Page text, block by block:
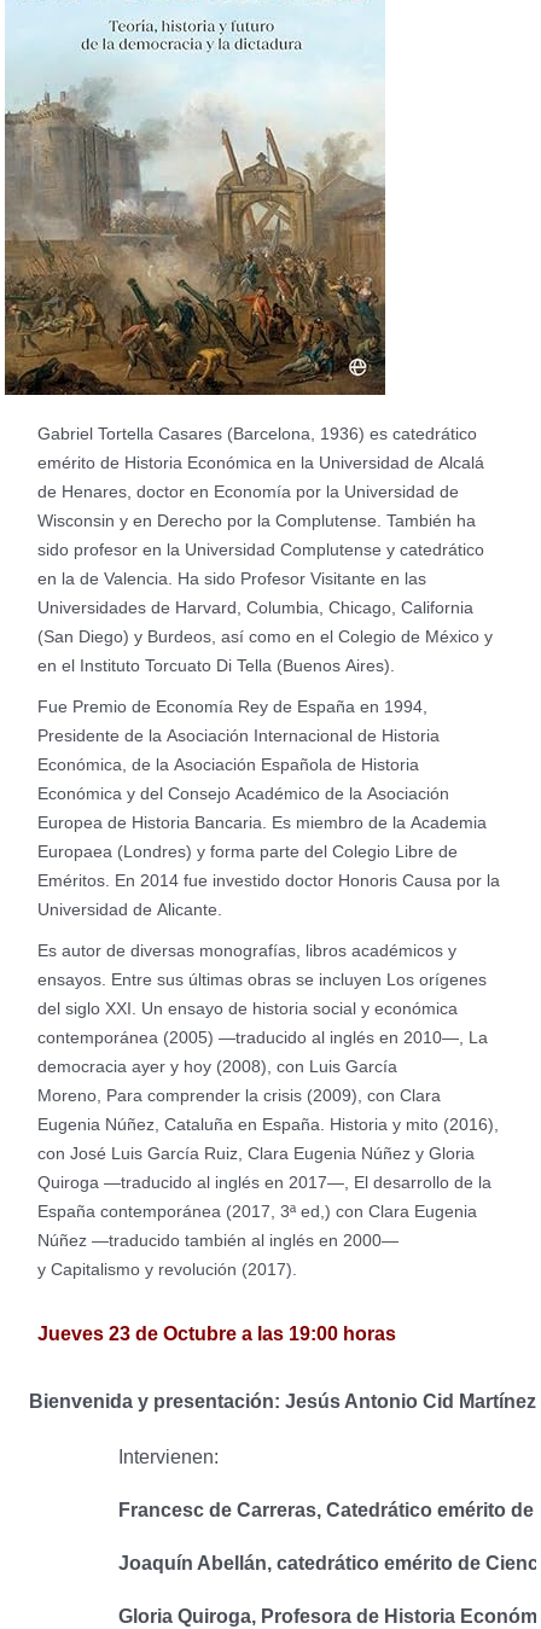
Gabriel Tortella Casares (Barcelona, 1936) es catedrático
emérito de Historia Económica en la Universidad de Alcalá
de Henares, doctor en Economía por la Universidad de
Wisconsin y en Derecho por la Complutense. También ha
sido profesor en la Universidad Complutense y catedrático
en la de Valencia. Ha sido Profesor Visitante en las
Universidades de Harvard, Columbia, Chicago, California
(San Diego) y Burdeos, así como en el Colegio de México y
en el Instituto Torcuato Di Tella (Buenos Aires).
Fue Premio de Economía Rey de España en 1994,
Presidente de la Asociación Internacional de Historia
Económica, de la Asociación Española de Historia
Económica y del Consejo Académico de la Asociación
Europea de Historia Bancaria. Es miembro de la Academia
Europaea (Londres) y forma parte del Colegio Libre de
Eméritos. En 2014 fue investido doctor Honoris Causa por la
Universidad de Alicante.
Es autor de diversas monografías, libros académicos y
ensayos. Entre sus últimas obras se incluyen Los orígenes
del siglo XXI. Un ensayo de historia social y económica
contemporánea (2005) —traducido al inglés en 2010—, La
democracia ayer y hoy (2008), con Luis García
Moreno, Para comprender la crisis (2009), con Clara
Eugenia Núñez, Cataluña en España. Historia y mito (2016),
con José Luis García Ruiz, Clara Eugenia Núñez y Gloria
Quiroga —traducido al inglés en 2017—, El desarrollo de la
España contemporánea (2017, 3ª ed,) con Clara Eugenia
Núñez —traducido también al inglés en 2000—
y Capitalismo y revolución (2017).
Jueves 23 de Octubre a las 19:00 horas
Bienvenida y presentación: Jesús Antonio Cid
Intervienen:
Francesc de Carreras, Catedrático emérito
Joaquín Abellán, catedrático emérito de
Gloria Quiroga, Profesora de Historia